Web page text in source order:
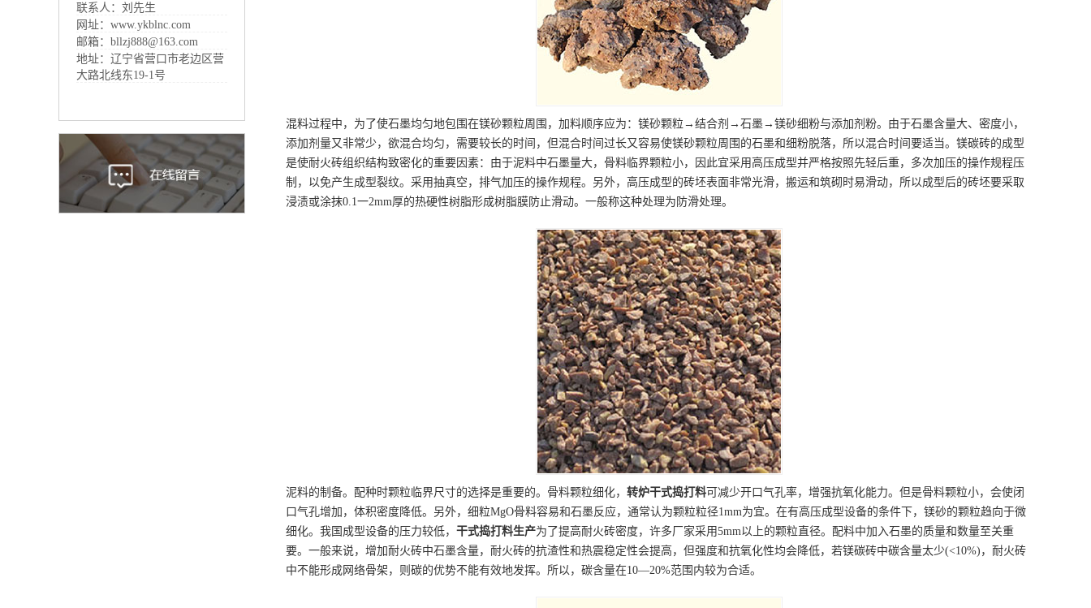
联系人：刘先生
网址：www.ykblnc.com
邮箱：bllzj888@163.com
地址：辽宁省营口市老边区营
大路北线东19-1号
混料过程中，为了使石墨均匀地包围在镁砂颗粒周围，加料顺序应为：镁砂颗粒→结合剂→石墨→镁砂细粉与添加剂粉。由于石墨含量大、密度小，
添加剂量又非常少，欲混合均匀，需要较长的时间，但混合时间过长又容易使镁砂颗粒周围的石墨和细粉脱落，所以混合时间要适当。镁碳砖的成型
是使耐火砖组织结构致密化的重要因素：由于泥料中石墨量大，骨料临界颗粒小，因此宜采用高压成型并严格按照先轻后重，多次加压的操作规程压
制，以免产生成型裂纹。采用抽真空，排气加压的操作规程。另外，高压成型的砖坯表面非常光滑，搬运和筑砌时易滑动，所以成型后的砖坯要采取
浸渍或涂抹0.1一2mm厚的热硬性树脂形成树脂膜防止滑动。一般称这种处理为防滑处理。
泥料的制备。配种时颗粒临界尺寸的选择是重要的。骨料颗粒细化， 转炉干式捣打料可减少开口气孔率，增强抗氧化能力。但是骨料颗粒小，会使闭
口气孔增加，体积密度降低。另外，细粒MgO骨料容易和石墨反应，通常认为颗粒粒径1mm为宜。在有高压成型设备的条件下，镁砂的颗粒趋向于微
细化。我国成型设备的压力较低， 干式捣打料生产为了提高耐火砖密度，许多厂家采用5mm以上的颗粒直径。配料中加入石墨的质量和数量至关重
要。一般来说，增加耐火砖中石墨含量，耐火砖的抗渣性和热震稳定性会提高，但强度和抗氧化性均会降低，若镁碳砖中碳含量太少(<10%)，耐火砖
中不能形成网络骨架，则碳的优势不能有效地发挥。所以，碳含量在10—20%范围内较为合适。